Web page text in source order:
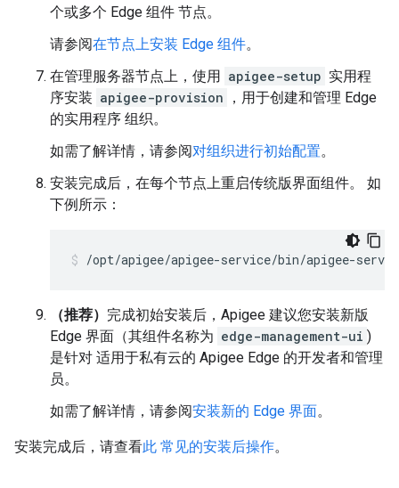
个或多个 Edge 组件 节点。
请参阅在节点上安装 Edge 组件。
在管理服务器节点上，使用 apigee-setup 实用程
序安装 apigee-provision
，用于创建和管理 Edge
的实用程序 组织。
如需了解详情，请参阅对组织进行初始配置。
安装完成后，在每个节点上重启传统版界面组件。
如
下例所示：
/opt/apigee/apigee-service/bin/apigee-
（推荐） 完成初始安装后，Apigee 建议您安装新版
Edge 界面（其组件名称为 edge-management-ui )
是针对 适用于私有云的 Apigee Edge 的开发者和管理
员。
如需了解详情，请参阅安装新的 Edge 界面。
安装完成后，请查看此 常见的安装后操作。